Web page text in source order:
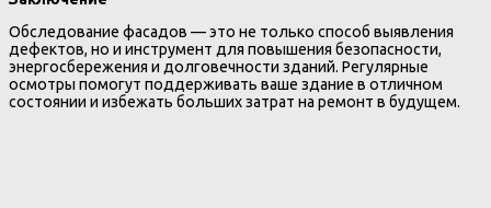
Обследование фасадов — это не только способ выявления
дефектов, но и инструмент для повышения безопасности,
энергосбережения и долговечности зданий. Регулярные
осмотры помогут поддерживать ваше здание в отличном
состоянии и избежать больших затрат на ремонт в будущем.